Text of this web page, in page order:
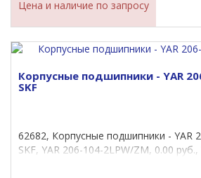
Цена и наличие по запросу
Корпусные подшипники - YAR
SKF
62682, Корпусные подшипники - YAR
SKF, YAR 206-104-2LPW/ZM, 0.00 руб.,